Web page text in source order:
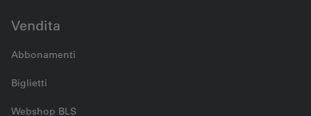
Vendita
Abbonamenti
Biglietti
Webshop BLS